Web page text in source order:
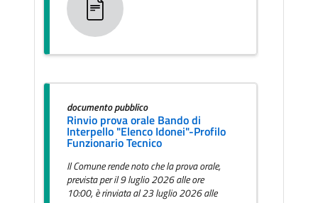
documento pubblico
Rinvio prova orale Bando di
Interpello "Elenco Idonei"-Profilo
Funzionario Tecnico
Il Comune rende noto che la prova orale,
prevista per il 9 luglio 2026 alle ore
10:00, è rinviata al 23 luglio 2026 alle